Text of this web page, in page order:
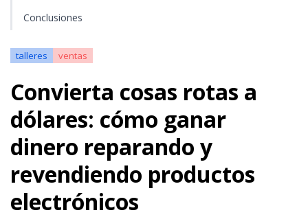
Conclusiones
talleres ventas
Convierta cosas rotas a
dólares: cómo ganar
dinero reparando y
revendiendo productos
electrónicos